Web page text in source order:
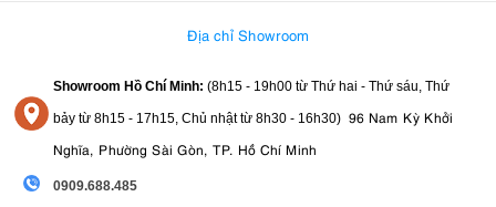
Địa chỉ Showroom
Showroom Hồ Chí Minh: (8h15 - 19h00 từ Thứ hai - Thứ sáu, Thứ
bảy từ 8h15 - 17h15, Chủ nhật từ 8h30 - 16h30) 96 Nam Kỳ Khởi
Nghĩa, Phường Sài Gòn, TP. Hồ Chí Minh
0909.688.485